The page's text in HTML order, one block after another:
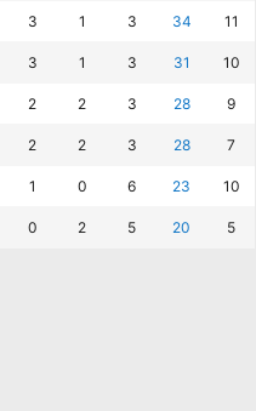
3 1 3 34 11
3 1 3 31 10
2 2 3 28 9
2 2 3 28 7
1 0 6 23 10
0 2 5 20 5